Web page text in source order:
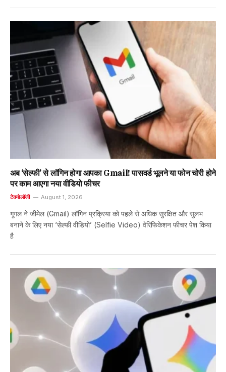
अब ‘सेल्फी’ से लॉगिन होगा आपका Gmail! पासवर्ड भूलने या फोन चोरी होने
पर काम आएगा नया वीडियो फीचर
टेक्नोलॉजी August 1, 2026
गूगल ने जीमेल (Gmail) लॉगिन प्रक्रिया को पहले से अधिक सुरक्षित और सुलभ
बनाने के लिए नया ‘सेल्फी वीडियो’ (Selfie Video) वेरिफिकेशन फीचर पेश किया
है